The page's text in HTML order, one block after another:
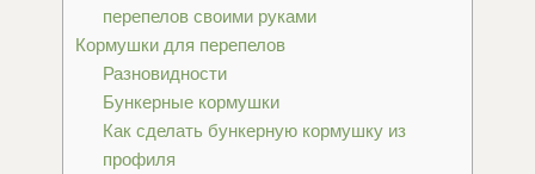
перепелов своими руками
Кормушки для перепелов
Разновидности
Бункерные кормушки
Как сделать бункерную кормушку из
профиля